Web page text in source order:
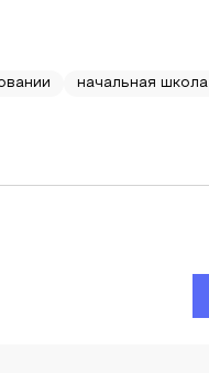
начальная школа